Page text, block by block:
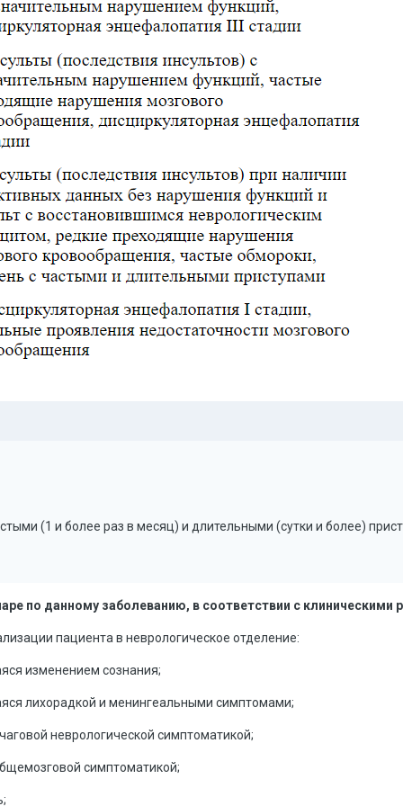
(1 и более раз в месяц) и длительными (сутки и более)
по данному заболеванию, в соответствии с
пациента в неврологическое отделение:
изменением сознания;
лихорадкой и менингеальными симптомами;
неврологической симптоматикой;
симптоматикой;